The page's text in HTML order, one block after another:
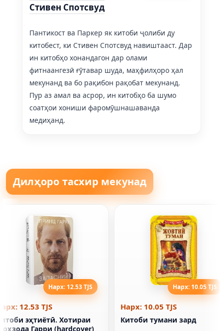
Стивен Спотсвуд
Пантикост ва Паркер як китоби ҷолиби ду
китобест, ки Стивен Спотсвуд навиштааст. Дар
ин китобҳо хонандагон дар олами
фитнаангезӣ ғӯтавар шуда, маҳфилҳоро ҳал
мекунанд ва бо рақибон рақобат мекунанд.
Пур аз амал ва асрор, ин китобҳо ба шумо
соатҳои хониши фаромӯшнашаванда
медиҳанд.
Дилҳоро тасхир мекунад
Нарх: 12.53 TJS
12.53 TJS
эҳтиётӣ. Хотираи
Гарри (hardcover)
Нарх: 10.05 TJS
Нарх: 10.05 TJS
Китоби тумани зард